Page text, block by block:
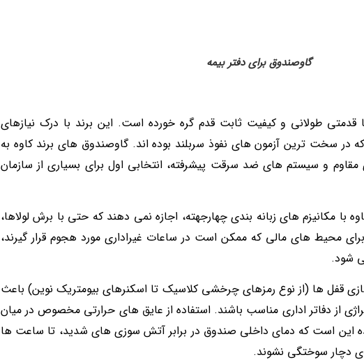
گاوصندوق برای دفتر بیمه
قدمتی طولانی و کیفیت ثابت قدم گره خورده است. این برند با درک نیازهای
در سخت ترین آزمون های نفوذ سربلند بوده اند. گاوصندوق های برند کاوه به
مقاوم و سیستم های ضد سرقت پیشرفته، انتخابی اول برای بسیاری از سازمان
مکانیزم های زبانه بندی چهارجهته، اجازه نمی دهند که حتی با برش لولاها،
محیط های مالی که ممکن است در ساعات غیراداری مورد هجوم قرار گیرند،
شود.
قفل ها (از نوع رمزهای چرخشی کلاسیک تا اسکنرهای بیومتریک نوین) باعث
از دفاتر اداری مناسب باشند. استفاده از عایق های حرارتی مخصوص در میان
این است که دمای داخلی صندوق در برابر آتش سوزی های شدید، تا ساعت ها
دچار سوختگی نشوند.